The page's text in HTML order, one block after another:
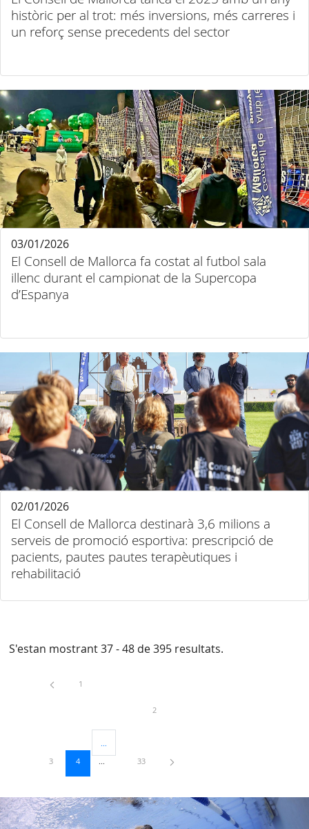
històric per al trot: més inversions, més carreres i
un reforç sense precedents del sector
El Consell de Mallorca fa costat al futbol sala
illenc durant el campionat de la Supercopa
d’Espanya
03/01/2026
El Consell de Mallorca destinarà 3,6 milions a
serveis de promoció esportiva: prescripció de
pacients, pautes pautes terapèutiques i
rehabilitació
02/01/2026
S'estan mostrant 37 - 48 de 395 resultats.
Pàgina
1
Pàgina
2
Pàgina
3 Pàgina
4
Pàgines intermèdies Utilitzeu TAB per navegar.
Pàgina
33